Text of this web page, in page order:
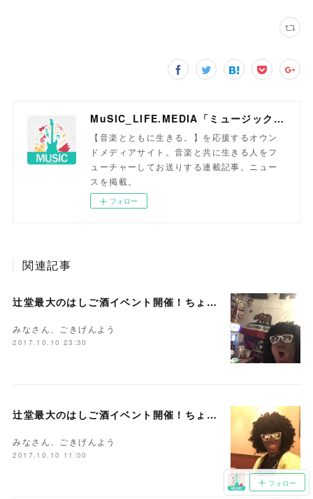
MuSIC_LIFE.MEDIA「ミュージックライフメディア」
【音楽とともに生きる。】を応援するオウン
ドメディアサイト。音楽と共に生きる人をフ
ューチャーしてお送りする連載記事。ニュー
スを掲載。
フォロー
関連記事
辻堂最大のはしご酒イベント開催！ちょい呑みフェスティバル♪ PR第7弾！「Timmy's Cafe × 純国産ボイス」
みなさん、ごきげんよう
2017.10.10 23:30
辻堂最大のはしご酒イベント開催！ちょい呑みフェスティバル♪ PR第6弾！「山吹 × 純国産ボイス」
みなさん、ごきげんよう
2017.10.10 11:00
フォロー